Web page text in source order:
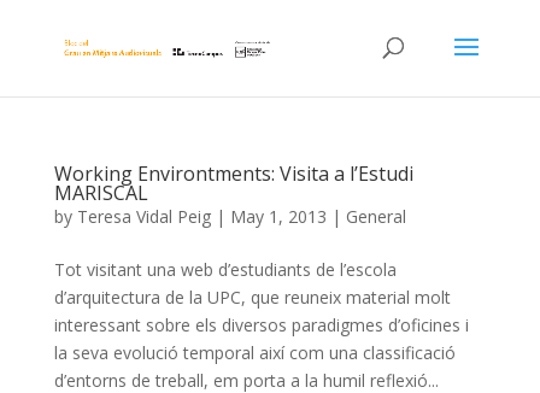
Working Environtments: Visita a l’Estudi
MARISCAL
by Teresa Vidal Peig| May 1, 2013 | General
Tot visitant una web d’estudiants de l’escola
d’arquitectura de la UPC, que reuneix material molt
interessant sobre els diversos paradigmes d’oficines i
la seva evolució temporal així com una classificació
d’entorns de treball, em porta a la humil reflexió...